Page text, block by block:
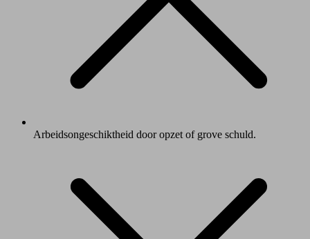
Arbeidsongeschiktheid door opzet of grove schuld.